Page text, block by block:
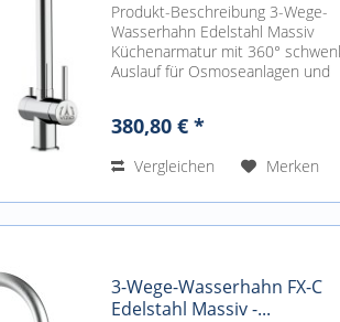
Produkt-Beschreibung 3-Wege-
Wasserhahn Edelstahl Massiv
Küchenarmatur mit 360°
Auslauf für Osmoseanlagen und
Trinkwasser. Separater
380,80 € *
Vergleichen Merken
3-Wege-Wasserhahn FX-C
Edelstahl Massiv -...